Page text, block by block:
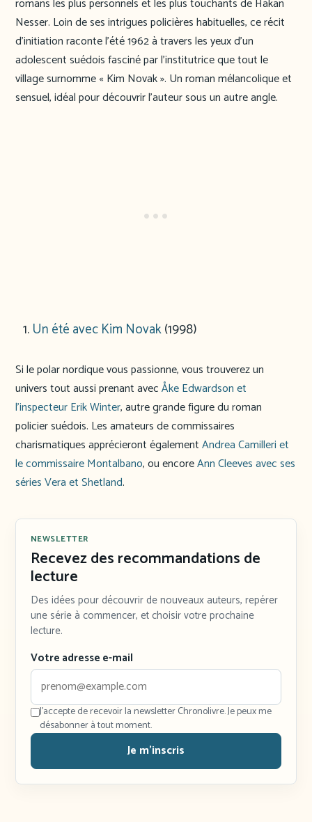
romans les plus personnels et les plus touchants de Håkan
Nesser. Loin de ses intrigues policières habituelles, ce récit
d’initiation raconte l’été 1962 à travers les yeux d’un
adolescent suédois fasciné par l’institutrice que tout le
village surnomme « Kim Novak ». Un roman mélancolique et
sensuel, idéal pour découvrir l’auteur sous un autre angle.
Un été avec Kim Novak(1998)
Si le polar nordique vous passionne, vous trouverez un
univers tout aussi prenant avecÅke Edwardson et
l’inspecteur Erik Winter, autre grande figure du roman
policier suédois. Les amateurs de commissaires
charismatiques apprécieront égalementAndrea Camilleri et
le commissaire Montalbano, ou encoreAnn Cleeves avec ses
séries Vera et Shetland.
NEWSLETTER
Recevez des recommandations de
lecture
Des idées pour découvrir de nouveaux auteurs, repérer
une série à commencer, et choisir votre prochaine
lecture.
Votre adresse e-mail
J'accepte de recevoir la newsletter Chronolivre. Je peux me
désabonner à tout moment.